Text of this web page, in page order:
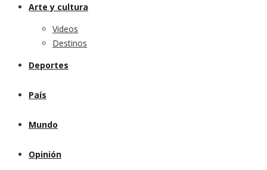
Arte y cultura
Videos
Destinos
Deportes
País
Mundo
Opinión